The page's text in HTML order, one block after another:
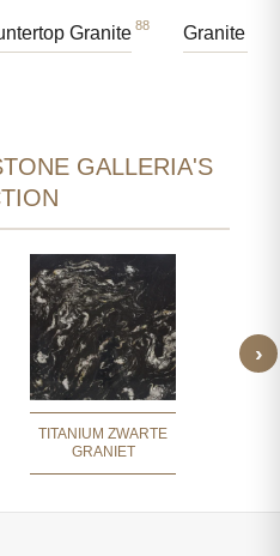
Granite 88 Granite
GALLERIA'S
TITANIUM ZWARTE
GRANIET
›